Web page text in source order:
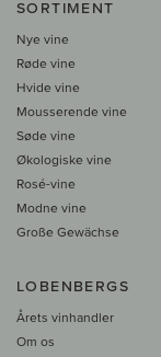
SORTIMENT
Nye vine
Røde vine
Hvide vine
Mousserende vine
Søde vine
Økologiske vine
Rosé-vine
Modne vine
Große Gewächse
LOBENBERGS
Årets vinhandler
Om os